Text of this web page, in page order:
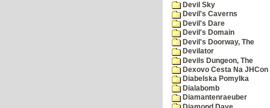
Devil Sky
Devil's Caverns
Devil's Dare
Devil's Domain
Devil's Doorway, The
Devilator
Devils Dungeon, The
Dexovo Cesta Na JHCon
Diabelska Pomylka
Dialabomb
Diamantenraeuber